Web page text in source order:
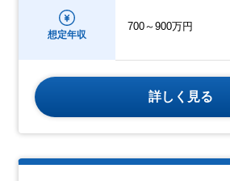
想定年収
700～900万円
詳しく見る